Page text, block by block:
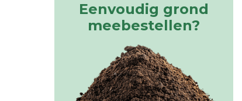
Eenvoudig grond
meebestellen?